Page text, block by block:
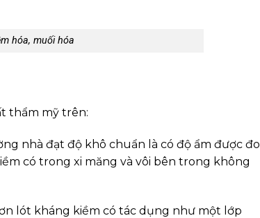
hóa, muối hóa
thẩm mỹ trên:
nhà đạt độ khô chuẩn là có độ ẩm được đo
có trong xi măng và vôi bên trong không
lót kháng kiềm có tác dụng như một lớp